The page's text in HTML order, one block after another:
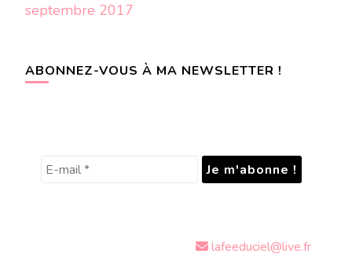
septembre 2017
ABONNEZ-VOUS À MA NEWSLETTER !
lafeeduciel@live.fr